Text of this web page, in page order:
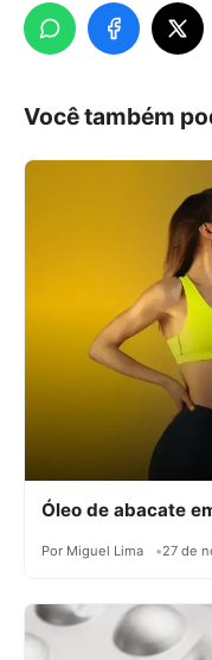
Você também
Óleo de abacate
Por Miguel Lima 27 de